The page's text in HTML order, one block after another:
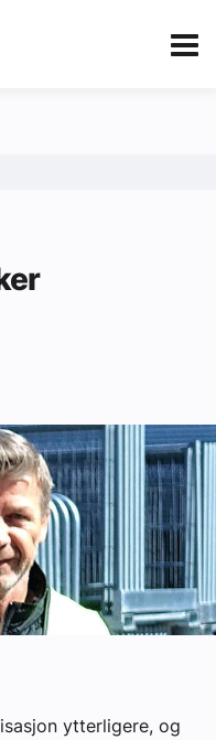
Annonsere i
ytterligere, og